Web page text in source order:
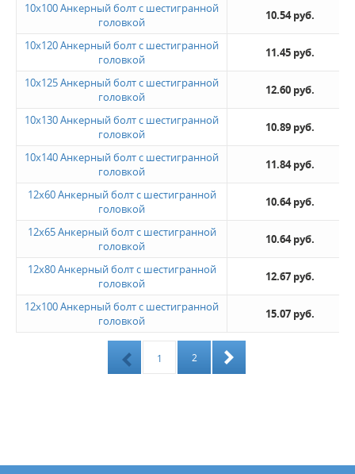
10х100 Анкерный болт с шестигранной
головкой
10.54 руб.
10х120 Анкерный болт с шестигранной
головкой
11.45 руб.
10х125 Анкерный болт с шестигранной
головкой
12.60 руб.
10х130 Анкерный болт с шестигранной
головкой
10.89 руб.
10х140 Анкерный болт с шестигранной
головкой
11.84 руб.
12х60 Анкерный болт с шестигранной
головкой
10.64 руб.
12х65 Анкерный болт с шестигранной
головкой
10.64 руб.
12х80 Анкерный болт с шестигранной
головкой
12.67 руб.
12х100 Анкерный болт с шестигранной
головкой
15.07 руб.
1 2